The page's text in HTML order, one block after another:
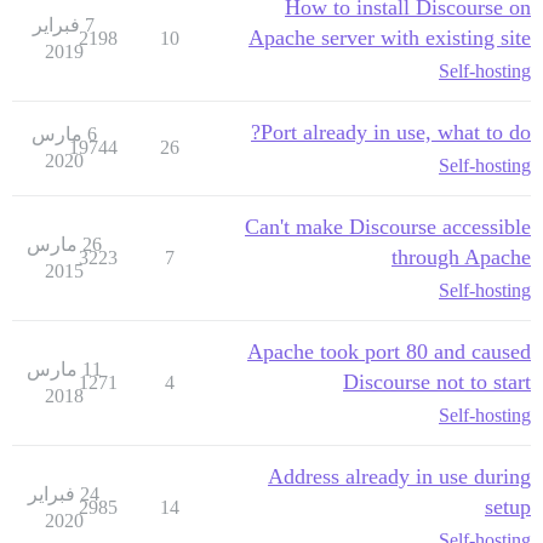
How to install Discourse on
Apache server with existing site
Self-hosting
10
2198
7 فبراير
2019
Port already in use, what to do?
Self-hosting
26
19744
6 مارس
2020
Can't make Discourse accessible
through Apache
Self-hosting
7
3223
26 مارس
2015
Apache took port 80 and caused
Discourse not to start
Self-hosting
4
1271
11 مارس
2018
Address already in use during
setup
14
2985
24 فبراير
2020